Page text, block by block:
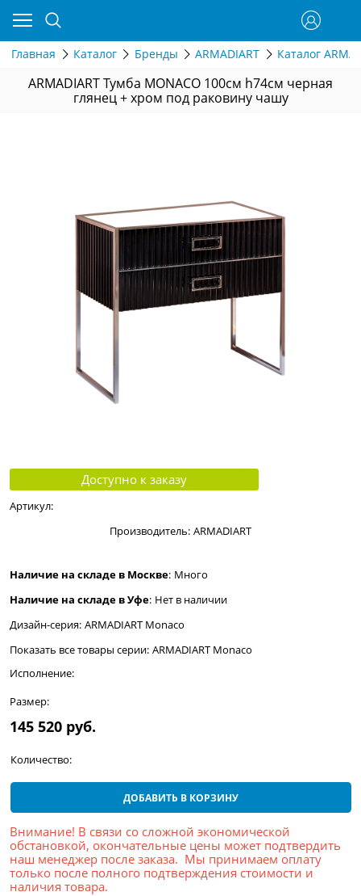
Главная Каталог Бренды ARMADIART Каталог
ARMADIART Тумба MONACO 100см h74см черная
глянец + хром под раковину чашу
Доступно к заказу
Артикул:
Производитель: ARMADIART
Наличие на складе в Москве: Много
Наличие на складе в Уфе: Нет в наличии
Дизайн-серия: ARMADIART Monaco
Показать все товары серии: ARMADIART Monaco
Исполнение:
Размер:
145 520 руб.
Количество:
ДОБАВИТЬ В КОРЗИНУ
Внимание! В связи со сложной экономической
обстановкой, окончательные цены может подтвердить
наш менеджер после заказа. Мы принимаем оплату
только после полного подтверждения стоимости и
наличия товара.